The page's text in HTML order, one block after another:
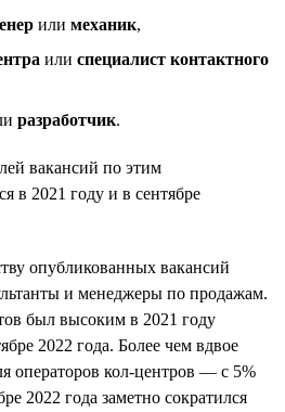
или механик,
или специалист контактного
разработчик.
вакансий по этим
в 2021 году и в сентябре
опубликованных вакансий
и менеджеры по продажам.
был высоким в 2021 году
2022 года. Более чем вдвое
операторов кол-центров — с 5%
2022 года заметно сократился